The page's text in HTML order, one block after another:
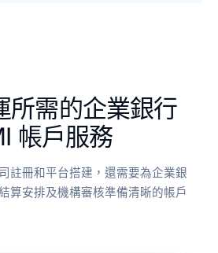
所需的企業銀行
帳戶服務
註冊和平台搭建，還需要為企業銀
算安排及機構審核準備清晰的帳戶